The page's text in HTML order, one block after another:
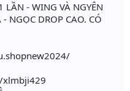
LẦN - WING VÀ NGYÊN
NGỌC DROP CAO. CÓ
xlmbji429